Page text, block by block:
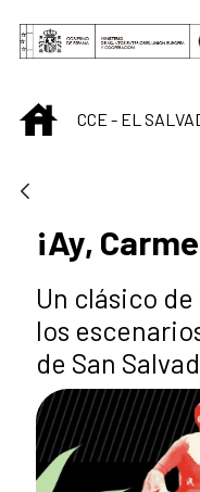
Saltar al contenido
INICIOCCE - EL
¡Ay,
Un clásico
los
de San